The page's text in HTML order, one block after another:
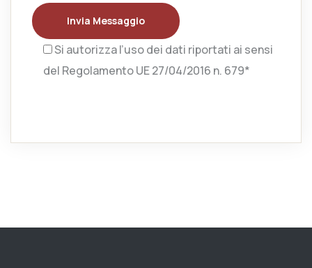
Invia Messaggio
Si autorizza l’uso dei dati riportati ai sensi
del Regolamento UE 27/04/2016 n. 679*